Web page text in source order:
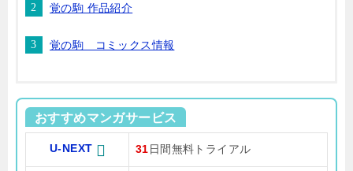
覚の駒 作品紹介
覚の駒 コミックス情報
おすすめマンガサービス
U-NEXT 31 日間無料トライアル